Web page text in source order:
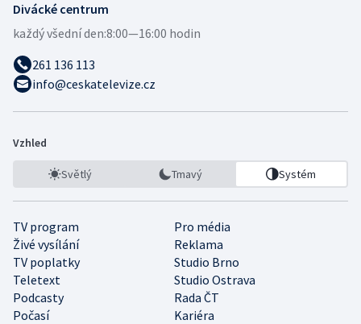
Divácké centrum
každý všední den:8:00—16:00 hodin
261 136 113
info@ceskatelevize.cz
Vzhled
Světlý Tmavý Systém
TV program
Pro média
Živé vysílání
Reklama
TV poplatky
Studio Brno
Teletext
Studio Ostrava
Podcasty
Rada ČT
Počasí
Kariéra